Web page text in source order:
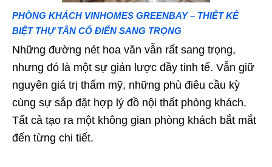
PHÒNG KHÁCH VINHOMES GREENBAY – THIẾT KẾ
BIỆT THỰ TÂN CỔ ĐIỂN SANG TRỌNG
Những đường nét hoa văn vẫn rất sang trọng,
nhưng đó là một sự giản lược đầy tinh tế. Vẫn giữ
nguyên giá trị thẩm mỹ, những phù điêu cầu kỳ
cùng sự sắp đặt hợp lý đồ nội thất phòng khách.
Tất cả tạo ra một không gian phòng khách bắt mắt
đến từng chi tiết.